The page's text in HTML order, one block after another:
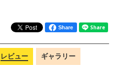
Share
レビュー ギャラリー